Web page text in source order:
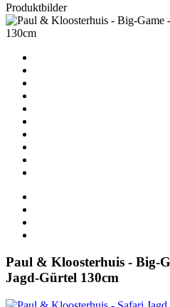
Produktbilder
Paul & Kloosterhuis - Big-
Jagd-Gürtel 130cm